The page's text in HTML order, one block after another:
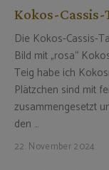
Kokos-Cassis-
Die Kokos-Cassis-
Bild mit „rosa“
Teig habe ich
Plätzchen sind mit
zusammengesetzt
den …
22. November 2024